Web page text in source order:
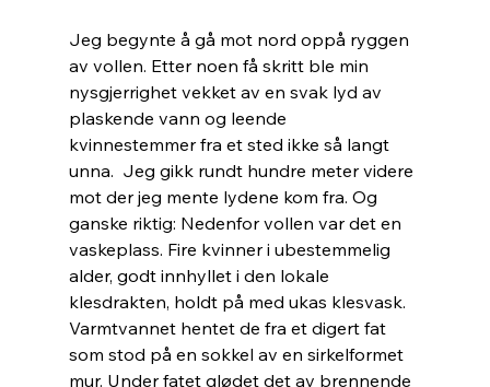
Jeg begynte å gå mot nord oppå ryggen
av vollen. Etter noen få skritt ble min
nysgjerrighet vekket av en svak lyd av
plaskende vann og leende
kvinnestemmer fra et sted ikke så langt
unna.  Jeg gikk rundt hundre meter videre
mot der jeg mente lydene kom fra. Og
ganske riktig: Nedenfor vollen var det en
vaskeplass. Fire kvinner i ubestemmelig
alder, godt innhyllet i den lokale
klesdrakten, holdt på med ukas klesvask.
Varmtvannet hentet de fra et digert fat
som stod på en sokkel av en sirkelformet
mur. Under fatet glødet det av brennende